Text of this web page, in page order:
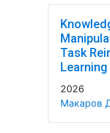
Task
Learning
2026
Макаров